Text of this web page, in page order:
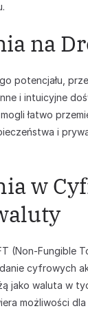
na
potencjału,
i intuicyjne
łatwo
i
w
(Non-Fungible
cyfrowych
jako waluta w
możliwości